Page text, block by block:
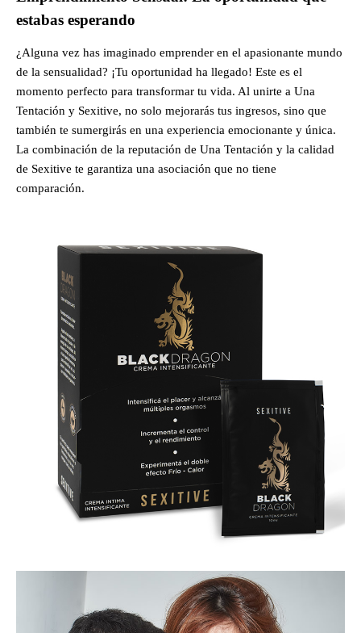
estabas esperando
¿Alguna vez has imaginado emprender en el apasionante mundo
de la sensualidad? ¡Tu oportunidad ha llegado! Este es el
momento perfecto para transformar tu vida. Al unirte a Una
Tentación y Sexitive, no solo mejorarás tus ingresos, sino que
también te sumergirás en una experiencia emocionante y única.
La combinación de la reputación de Una Tentación y la calidad
de Sexitive te garantiza una asociación que no tiene
comparación.